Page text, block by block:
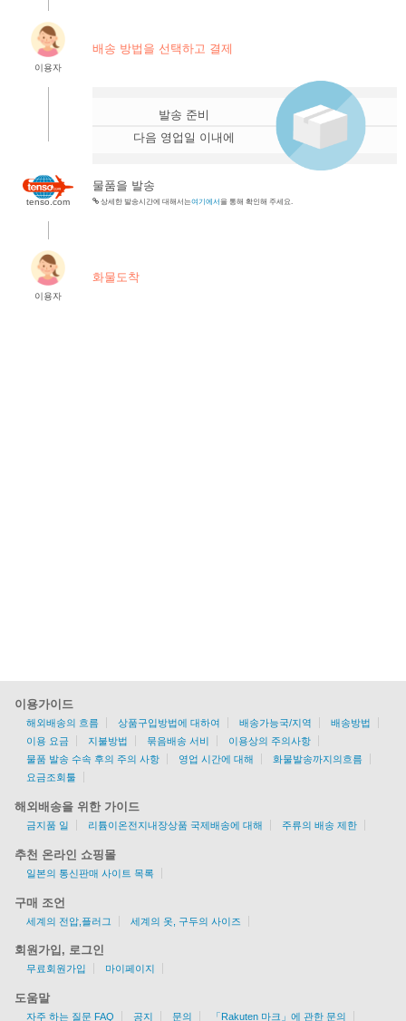
이용자
배송 방법을 선택하고 결제
발송 준비
다음 영업일 이내에
tenso.com
물품을 발송
상세한 발송시간에 대해서는여기에서 을 통해 확인해 주세요.
이용자
화물도착
이용가이드
해외배송의 흐름 상품구입방법에 대하여 배송가능국/지역
배송방법
이용 요금
지불방법 묶음배송 서비
이용상의 주의사항
물품 발송 수속 후의 주의 사항
영업 시간에 대해
화물발송까지의흐름
요금조회툴
해외배송을 위한 가이드
금지품 일 리튬이온전지내장상품 국제배송에 대해 주류의 배송 제한
추천 온라인 쇼핑몰
일본의 통신판매 사이트 목록
구매 조언
세계의 전압,플러그 세계의 옷, 구두의 사이즈
회원가입, 로그인
무료회원가입 마이페이지
도움말
자주 하는 질문 FAQ 공지 문의 「Rakuten 마크」에 관한 문의